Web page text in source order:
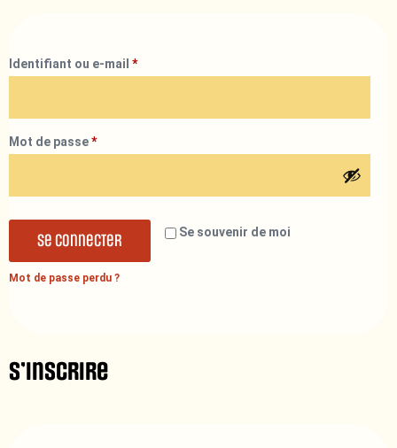
Identifiant ou e-mail *
Mot de passe*
Se souvenir de moi
Se connecter
Mot de passe perdu ?
S’inscrire